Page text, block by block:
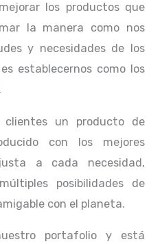
los productos que
la manera como nos
y necesidades de los
establecernos como los
clientes un producto de
con los mejores
a cada necesidad,
posibilidades de
con el planeta.
portafolio y está